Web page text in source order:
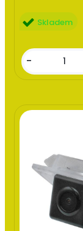
Skladem
-